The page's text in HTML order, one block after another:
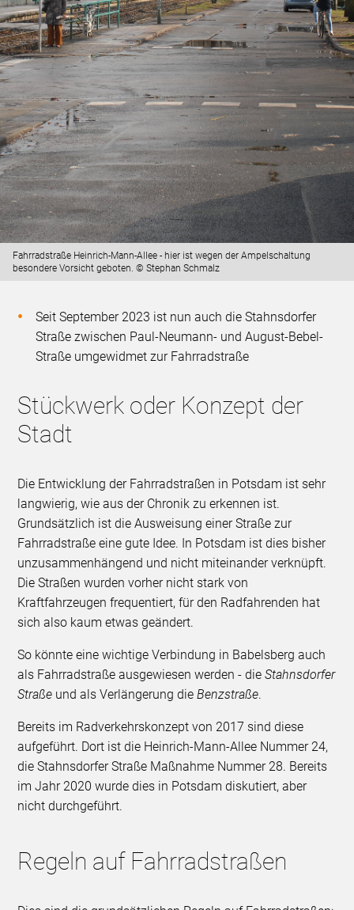
Fahrradstraße Heinrich-Mann-Allee - hier ist wegen der Ampelschaltung
besondere Vorsicht geboten. © Stephan Schmalz
Seit September 2023 ist nun auch die Stahnsdorfer
Straße zwischen Paul-Neumann- und August-Bebel-
Straße umgewidmet zur Fahrradstraße
Stückwerk oder Konzept der
Stadt
Die Entwicklung der Fahrradstraßen in Potsdam ist sehr
langwierig, wie aus der Chronik zu erkennen ist.
Grundsätzlich ist die Ausweisung einer Straße zur
Fahrradstraße eine gute Idee. In Potsdam ist dies bisher
unzusammenhängend und nicht miteinander verknüpft.
Die Straßen wurden vorher nicht stark von
Kraftfahrzeugen frequentiert, für den Radfahrenden hat
sich also kaum etwas geändert.
So könnte eine wichtige Verbindung in Babelsberg auch
als Fahrradstraße ausgewiesen werden - dieStahnsdorfer
Straße und als Verlängerung dieBenzstraße.
Bereits im Radverkehrskonzept von 2017 sind diese
aufgeführt. Dort ist die Heinrich-Mann-Allee Nummer 24,
die Stahnsdorfer Straße Maßnahme Nummer 28. Bereits
im Jahr 2020 wurde dies in Potsdam diskutiert, aber
nicht durchgeführt.
Regeln auf Fahrradstraßen